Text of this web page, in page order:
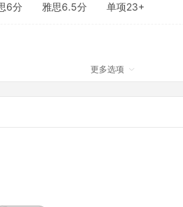
6分 雅思6.5分 单项23+
更多选项